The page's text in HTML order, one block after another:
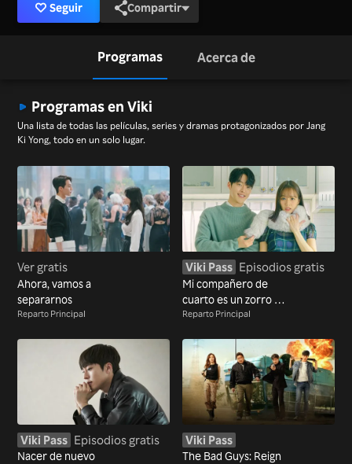
Seguir Compartir
Programas Acerca de
Programas en Viki
Una lista de todas las películas, series y dramas protagonizados por Jang
Ki Yong, todo en un solo lugar.
Ver gratis
Ahora, vamos a
separarnos
Reparto Principal
Viki Pass Episodios gratis
Mi compañero de
cuarto es un zorro de
nueve colas
Reparto Principal
Viki Pass Episodios gratis
Nacer de nuevo
Viki Pass
The Bad Guys: Reign